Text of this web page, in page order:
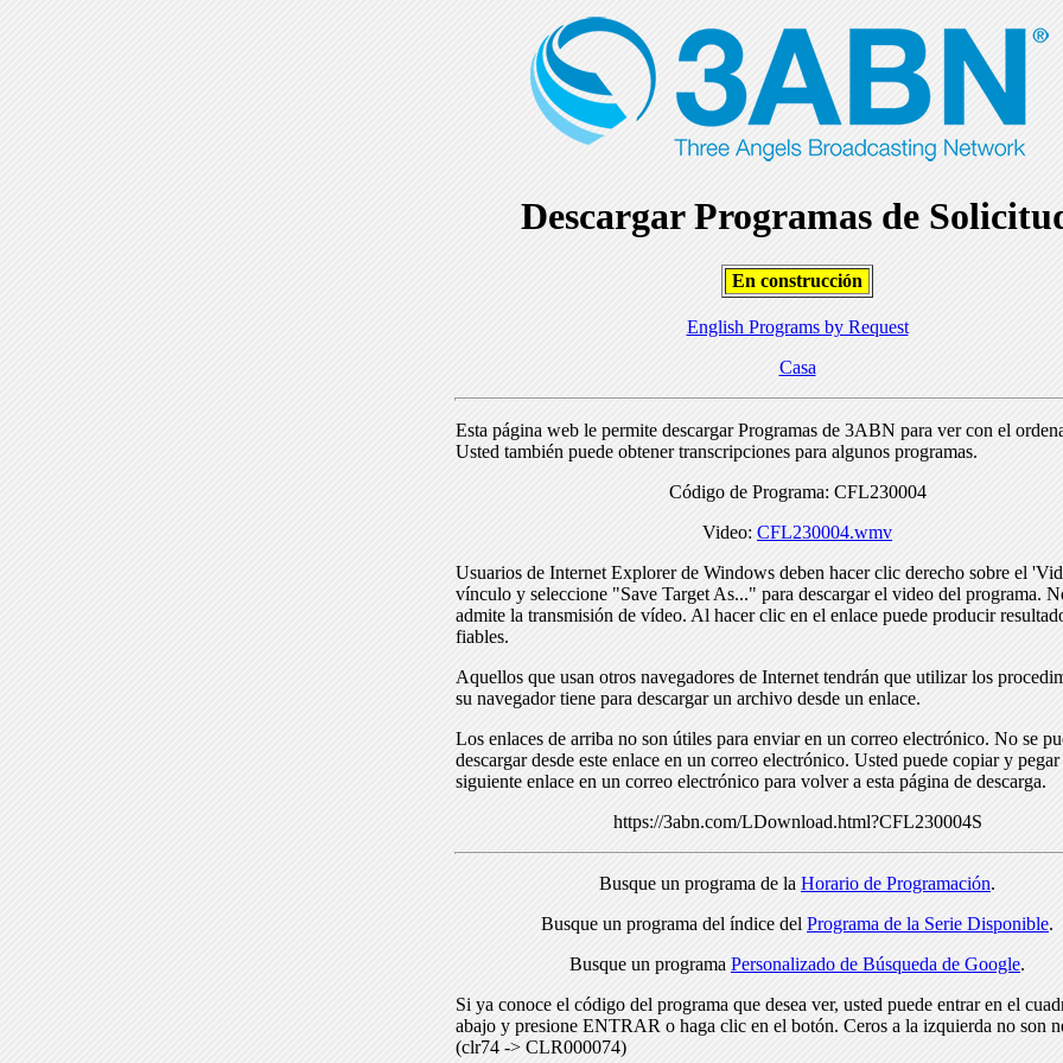
Descargar Programas de
En construcción
English Programs by Request
Casa
Esta página web le permite descargar Programas de 3ABN para ver con el
Usted también puede obtener transcripciones para algunos programas.
Código de Programa: CFL230004
Video: CFL230004.wmv
Usuarios de Internet Explorer de Windows deben hacer clic derecho sobre el
vínculo y seleccione "Save Target As..." para descargar el video del programa.
admite la transmisión de vídeo. Al hacer clic en el enlace puede producir
fiables.
Aquellos que usan otros navegadores de Internet tendrán que utilizar los
su navegador tiene para descargar un archivo desde un enlace.
Los enlaces de arriba no son útiles para enviar en un correo electrónico. No se
descargar desde este enlace en un correo electrónico. Usted puede copiar y pegar
siguiente enlace en un correo electrónico para volver a esta página de descarga.
https://3abn.com/LDownload.html?CFL230004S
Busque un programa de la Horario de Programación.
Busque un programa del índice del Programa de la Serie Disponible.
Busque un programa Personalizado de Búsqueda de Google.
Si ya conoce el código del programa que desea ver, usted puede entrar en el
abajo y presione ENTRAR o haga clic en el botón. Ceros a la izquierda no son
(clr74 -> CLR000074)